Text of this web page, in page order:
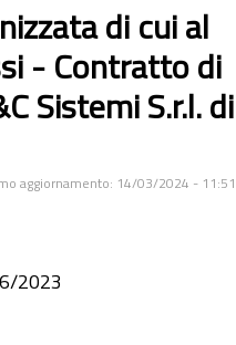
di cui al
- Contratto di
Sistemi S.r.l. di
aggiornamento: 14/03/2024 - 11:51
2023